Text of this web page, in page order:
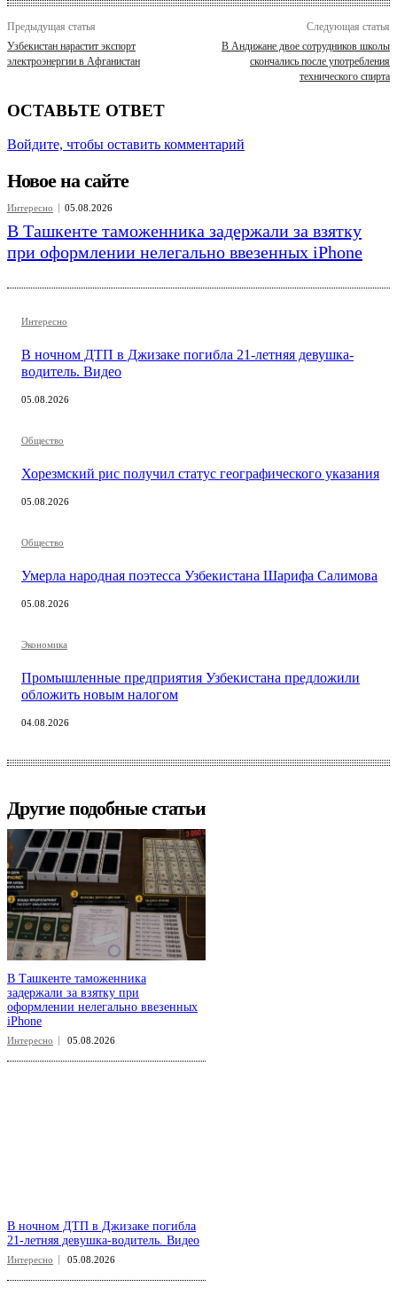
Предыдущая статья
Узбекистан нарастит экспорт
электроэнергии в Афганистан
Следующая статья
В Андижане двое сотрудников школы
скончались после употребления
технического спирта
ОСТАВЬТЕ ОТВЕТ
Войдите, чтобы оставить комментарий
Новое на сайте
Интересно 05.08.2026
В Ташкенте таможенника задержали за взятку
при оформлении нелегально ввезенных iPhone
Интересно
В ночном ДТП в Джизаке погибла 21-летняя девушка-
водитель. Видео
05.08.2026
Общество
Хорезмский рис получил статус географического указания
05.08.2026
Общество
Умерла народная поэтесса Узбекистана Шарифа Салимова
05.08.2026
Экономика
Промышленные предприятия Узбекистана предложили
обложить новым налогом
04.08.2026
Другие подобные статьи
В Ташкенте таможенника
задержали за взятку при
оформлении нелегально ввезенных
iPhone
Интересно 05.08.2026
В ночном ДТП в Джизаке погибла
21-летняя девушка-водитель. Видео
Интересно 05.08.2026